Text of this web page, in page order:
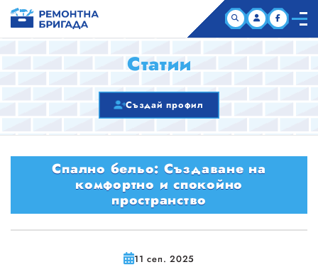
НАЧАЛО
КОМПАНИИ
ЗА НАС
Статии
Създай профил
Спално бельо: Създаване на
комфортно и спокойно
пространство
11 сеп. 2025